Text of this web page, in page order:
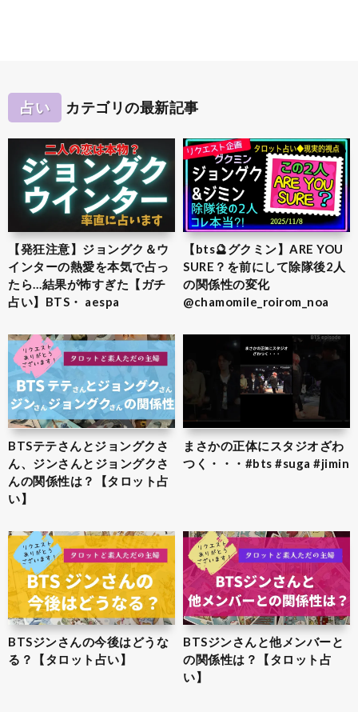
占い カテゴリの最新記事
【発狂注意】ジョングク＆ウ
インターの熱愛を本気で占っ
たら…結果が怖すぎた【ガチ
占い】BTS・ aespa
【bts🔮グクミン】ARE YOU
SURE？を前にして除隊後2人
の関係性の変化
@chamomile_roirom_noa
BTSテテさんとジョングクさ
ん、ジンさんとジョングクさ
んの関係性は？【タロット占
い】
まさかの正体にスタジオざわ
つく・・・#bts #suga #jimin
BTSジンさんの今後はどうな
る？【タロット占い】
BTSジンさんと他メンバーと
の関係性は？【タロット占
い】